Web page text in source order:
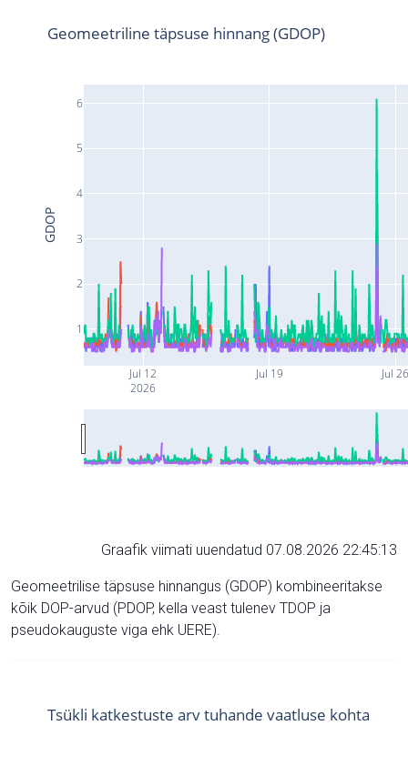
Jul 12
2026
Jul 19 Jul
1
2
3
4
5
6
Geomeetriline täpsuse hinnang (GDOP)
GDOP
Graafik viimati uuendatud 07.08.2026 22:45:13
Geomeetrilise täpsuse hinnangus (GDOP) kombineeritakse
kõik DOP-arvud (PDOP, kella veast tulenev TDOP ja
pseudokauguste viga ehk UERE).
Tsükli katkestuste arv tuhande vaatluse kohta